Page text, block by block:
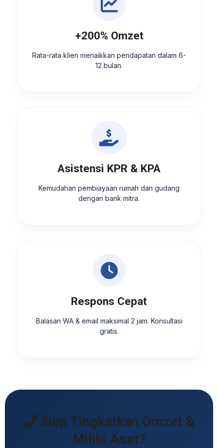
+200% Omzet
Rata-rata klien menaikkan pendapatan dalam 6-
12 bulan.
Asistensi KPR & KPA
Kemudahan pembiayaan rumah dan gudang
dengan bank mitra.
Respons Cepat
Balasan WA & email maksimal 2 jam. Konsultasi
gratis.
Siap Tingkatkan Omzet &
Miliki Aset?